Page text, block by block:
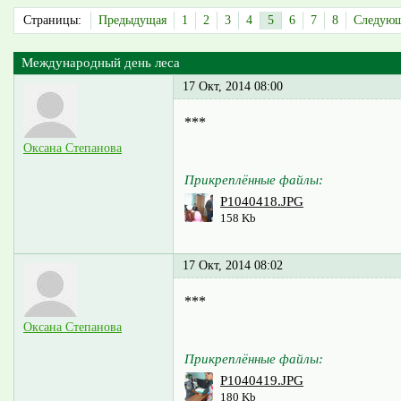
Страницы: Предыдущая 1 2 3 4 5 6 7 8
Международный день леса
Оксана Степанова
17 Окт, 2014 08:00
***
Прикреплённые файлы:
P1040418.JPG
158 Kb
Оксана Степанова
17 Окт, 2014 08:02
***
Прикреплённые файлы:
P1040419.JPG
180 Kb